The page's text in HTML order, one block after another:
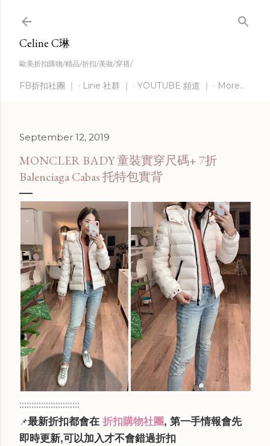
Celine C琳
歐美折扣購物/精品/折扣/美妝/穿搭/
FB折扣社團 ｜ Line 社群 ｜ YOUTUBE 頻道 ｜ More…
September 12, 2019
MONCLER BADY 童裝實穿尺碼+ 7折
Balenciaga Cabas 托特包實背
:::::::::::::::::::::::::
📌最新折扣都會在 折扣購物社團, 第一手情報會先
即時更新,可以加入才不會錯過折扣